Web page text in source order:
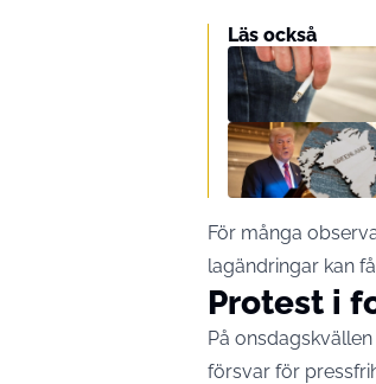
Läs också
För många
lagändringar kan
Protest i
På
försvar för